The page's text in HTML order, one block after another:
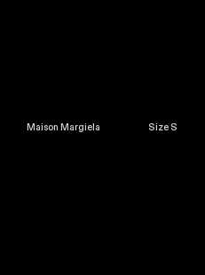
Maison Margiela Size S